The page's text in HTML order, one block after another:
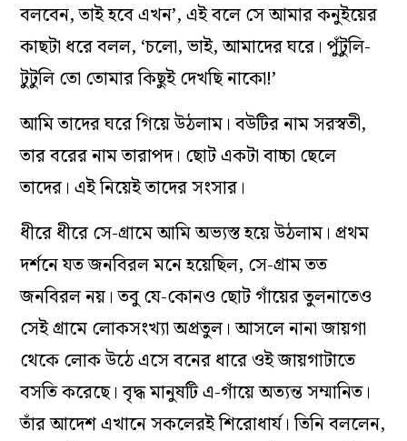
বলবেন, তাই হবে এখন’, এই বলে সে আমার কনুইয়ের
কাছটা ধরে বলল, ‘চলো, ভাই, আমাদের ঘরে। পুঁটুলি-
টুটুলি তো তোমার কিছুই দেখছি নাকো!’
আমি তাদের ঘরে গিয়ে উঠলাম। বউটির নাম সরস্বতী,
তার বরের নাম তারাপদ। ছোট একটা বাচ্চা ছেলে
তাদের। এই নিয়েই তাদের সংসার।
ধীরে ধীরে সে-গ্রামে আমি অভ্যস্ত হয়ে উঠলাম। প্রথম
দর্শনে যত জনবিরল মনে হয়েছিল, সে-গ্রাম তত
জনবিরল নয়। তবু যে-কোনও ছোট গাঁয়ের তুলনাতেও
সেই গ্রামে লোকসংখ্যা অপ্রতুল। আসলে নানা জায়গা
থেকে লোক উঠে এসে বনের ধারে ওই জায়গাটাতে
বসতি করেছে। বৃদ্ধ মানুষটি এ-গাঁয়ে অত্যন্ত সম্মানিত।
তাঁর আদেশ এখানে সকলেরই শিরোধার্য। তিনি বললেন,